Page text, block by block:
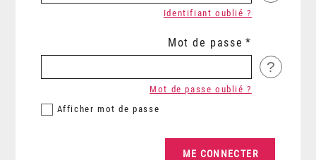
Identifiant oublié ?
Mot de passe
?
Afficher mot de passe
Mot de passe oublié ?